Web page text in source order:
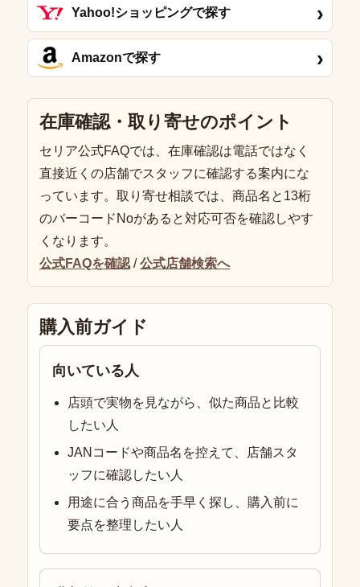
Yahoo!ショッピングで探す ›
Amazonで探す ›
在庫確認・取り寄せのポイント
セリア公式FAQでは、在庫確認は電話ではなく
直接近くの店舗でスタッフに確認する案内にな
っています。取り寄せ相談では、商品名と13桁
のバーコードNoがあると対応可否を確認しやす
くなります。
公式FAQを確認 /公式店舗検索へ
購入前ガイド
向いている人
店頭で実物を見ながら、似た商品と比較
したい人
JANコードや商品名を控えて、店舗スタ
ッフに確認したい人
用途に合う商品を手早く探し、購入前に
要点を整理したい人